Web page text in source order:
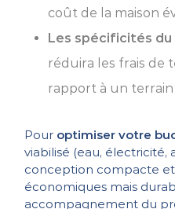
coût de la maison
Les spécificités
réduira les frais de
rapport à un
Pour optimiser votre
viabilisé (eau, électricité,
conception compacte
économiques mais
accompagnement du